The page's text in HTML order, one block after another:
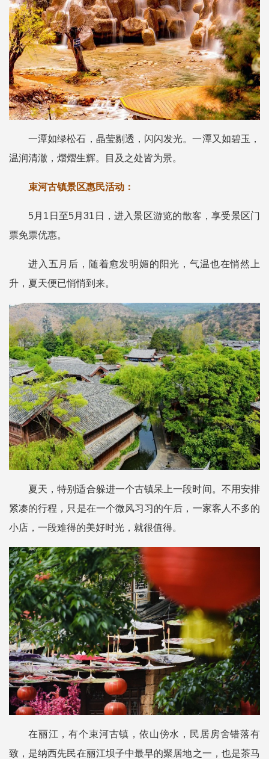
一潭如绿松石，晶莹剔透，闪闪发光。一潭又如碧玉，
温润清澈，熠熠生辉。目及之处皆为景。
束河古镇景区惠民活动：
5月1日至5月31日，进入景区游览的散客，享受景区门
票免票优惠。
进入五月后，随着愈发明媚的阳光，气温也在悄然上
升，夏天便已悄悄到来。
夏天，特别适合躲进一个古镇呆上一段时间。不用安排
紧凑的行程，只是在一个微风习习的午后，一家客人不多的
小店，一段难得的美好时光，就很值得。
在丽江，有个束河古镇，依山傍水，民居房舍错落有
致，是纳西先民在丽江坝子中最早的聚居地之一，也是茶马